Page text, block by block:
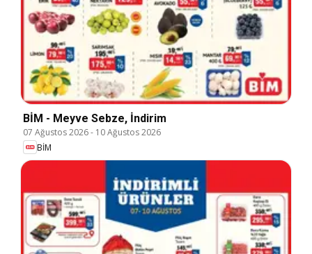
BİM - Meyve Sebze, İndirim
07 Ağustos 2026- 10 Ağustos 2026
BİM